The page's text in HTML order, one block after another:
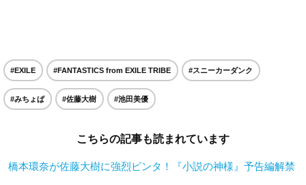
#EXILE #FANTASTICS from EXILE TRIBE #スニーカーダンク
#みちょぱ #佐藤大樹 #池田美優
こちらの記事も読まれています
橋本環奈が佐藤大樹に強烈ビンタ！『小説の神様』予告編解禁